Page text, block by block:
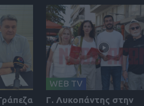
WEB TV
Γ. Λυκοπάντης στην